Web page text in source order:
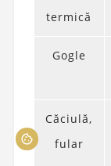
termică
Gogle
Căciulă,
fular